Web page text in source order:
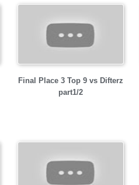
Final Place 3 Top 9 vs Difterz
part1/2